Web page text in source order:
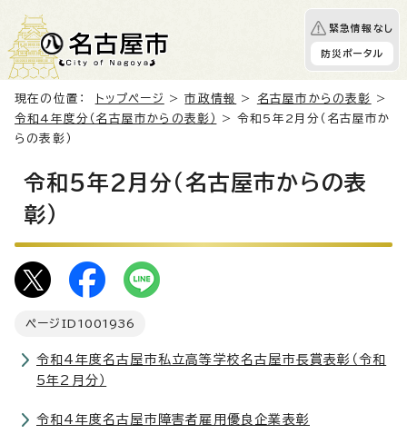
緊急情報なし
防災ポータル
現在の位置： トップページ >市政情報 > 名古屋市からの表彰
>
令和4年度分（名古屋市からの表彰）
> 令和5年2月分（名古屋市か
らの表彰）
令和5年2月分（名古屋市からの表
彰）
ページID 1001936
令和4年度名古屋市私立高等学校名古屋市長賞表彰（令和
5年2月分）
令和4年度名古屋市障害者雇用優良企業表彰